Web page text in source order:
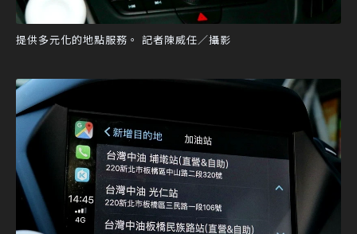
提供多元化的地點服務。 記者陳威任／攝影